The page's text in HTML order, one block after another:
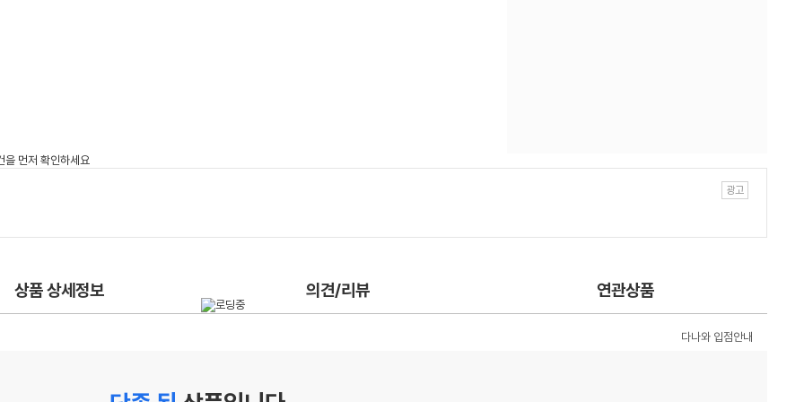
상품 상세정보 의견/리뷰 연관상품
다나와 입점안내